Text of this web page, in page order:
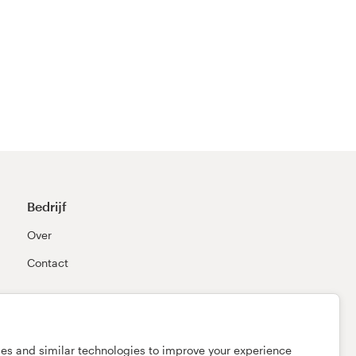
and similar technologies to improve your experience
Bedrijf
Over
Contact